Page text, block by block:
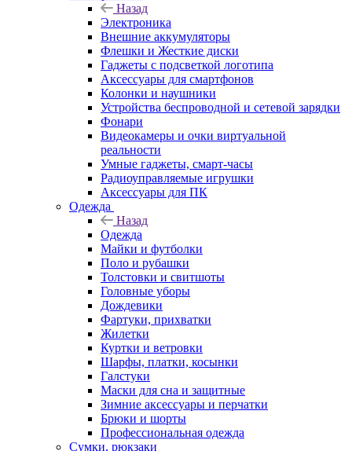
Назад
Электроника
Внешние аккумуляторы
Флешки и Жесткие диски
Гаджеты с подсветкой логотипа
Аксессуары для смартфонов
Колонки и наушники
Устройства беспроводной и сетевой зарядки
Фонари
Видеокамеры и очки виртуальной
реальности
Умные гаджеты, смарт-часы
Радиоуправляемые игрушки
Аксессуары для ПК
Одежда
Назад
Одежда
Майки и футболки
Поло и рубашки
Толстовки и свитшоты
Головные уборы
Дождевики
Фартуки, прихватки
Жилетки
Куртки и ветровки
Шарфы, платки, косынки
Галстуки
Маски для сна и защитные
Зимние аксессуары и перчатки
Брюки и шорты
Профессиональная одежда
Сумки, рюкзаки